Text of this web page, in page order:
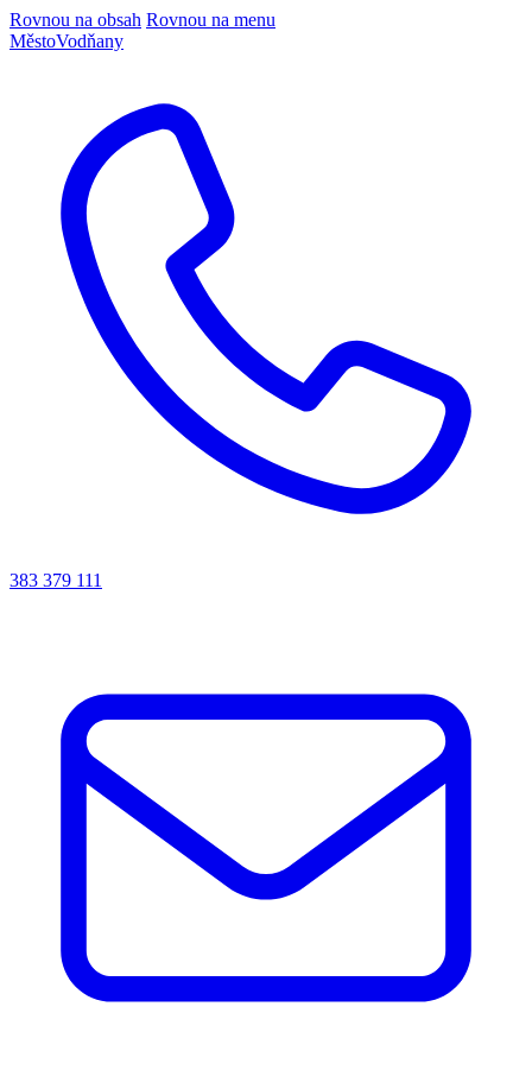
Rovnou na obsah Rovnou na menu
MěstoVodňany
383 379 111